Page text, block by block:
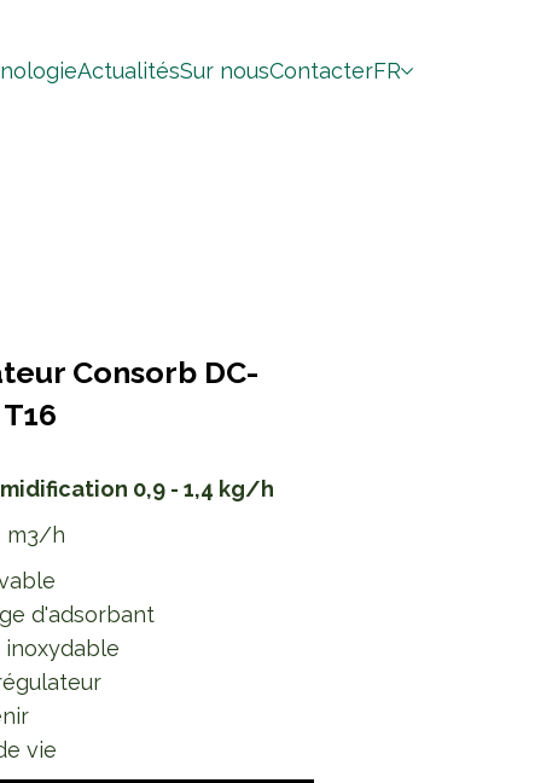
ActualitésSur nousContacterFR
Consorb DC-
0,9 - 1,4 kg/h
m3/h
d'adsorbant
vie